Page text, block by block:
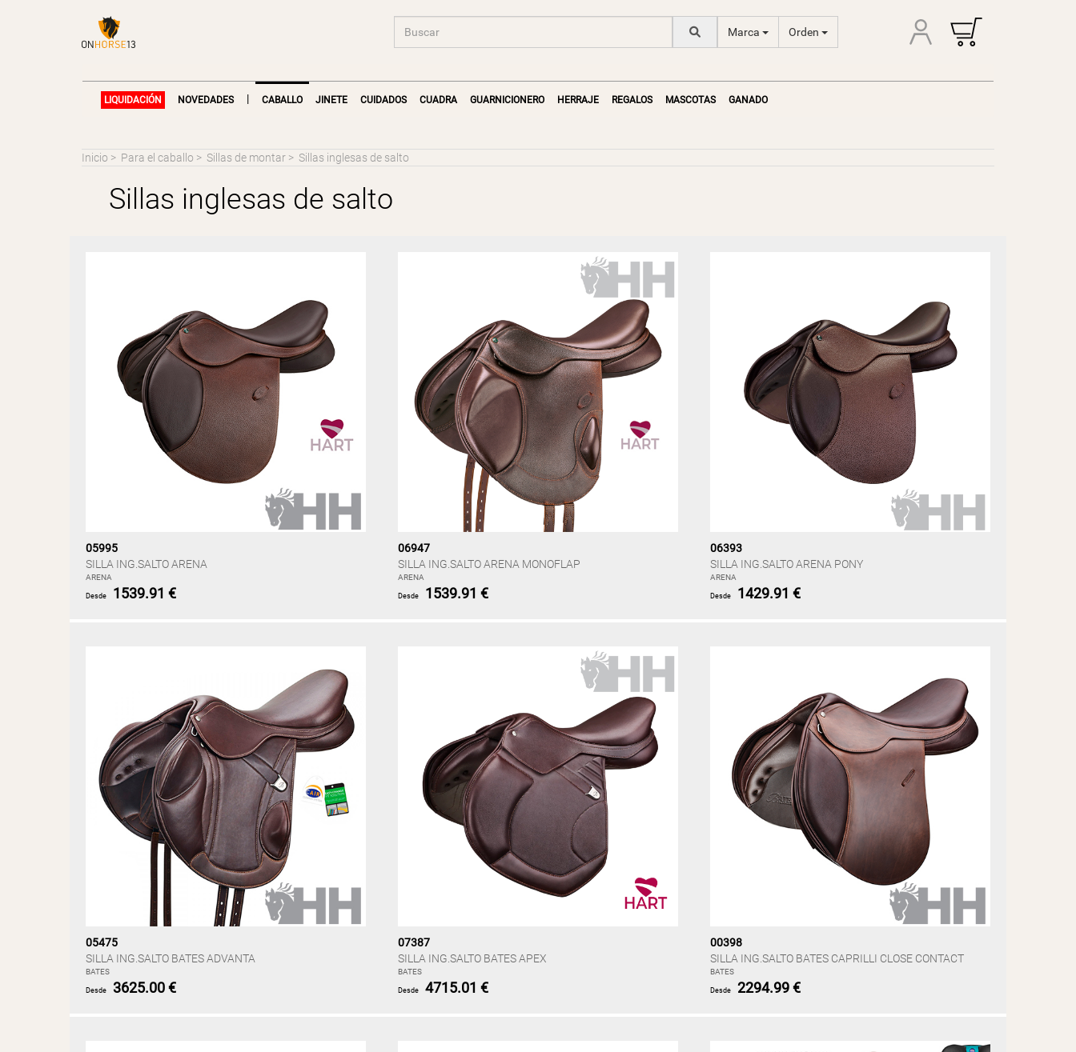
Marca Orden
LIQUIDACIÓN NOVEDADES | CABALLO JINETE CUIDADOS CUADRA GUARNICIONERO HERRAJE REGALOS MASCOTAS GANADO
Inicio > Para el caballo > Sillas de montar > Sillas inglesas de salto
Sillas inglesas de salto
05995
SILLA ING.SALTO ARENA
ARENA
Desde 1539.91 €
06947
SILLA ING.SALTO ARENA MONOFLAP
ARENA
Desde 1539.91 €
06393
SILLA ING.SALTO ARENA PONY
ARENA
Desde 1429.91 €
05475
SILLA ING.SALTO BATES ADVANTA
BATES
Desde 3625.00 €
07387
SILLA ING.SALTO BATES APEX
BATES
Desde 4715.01 €
00398
SILLA ING.SALTO BATES CAPRILLI CLOSE CONTACT
BATES
Desde 2294.99 €